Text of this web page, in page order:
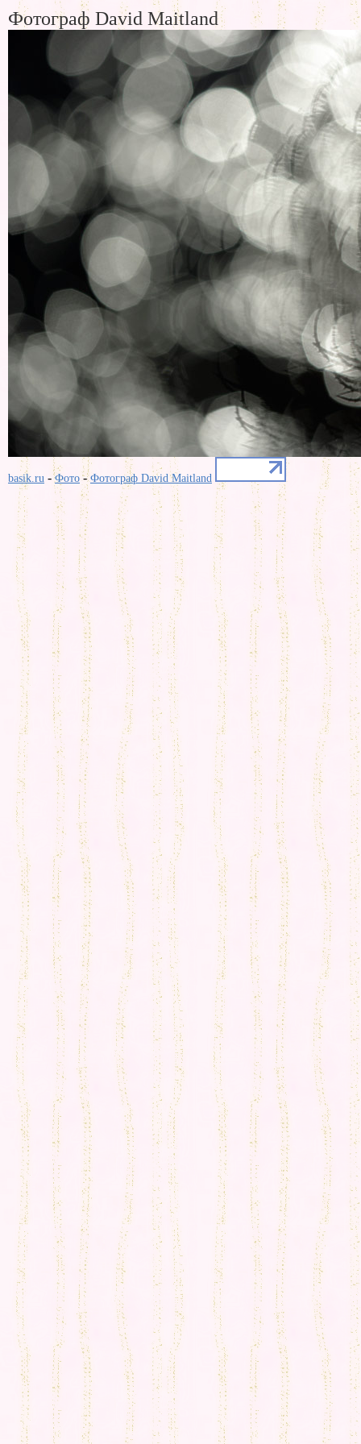
Фотограф David Maitland
basik.ru -Фото -Фотограф David Maitland